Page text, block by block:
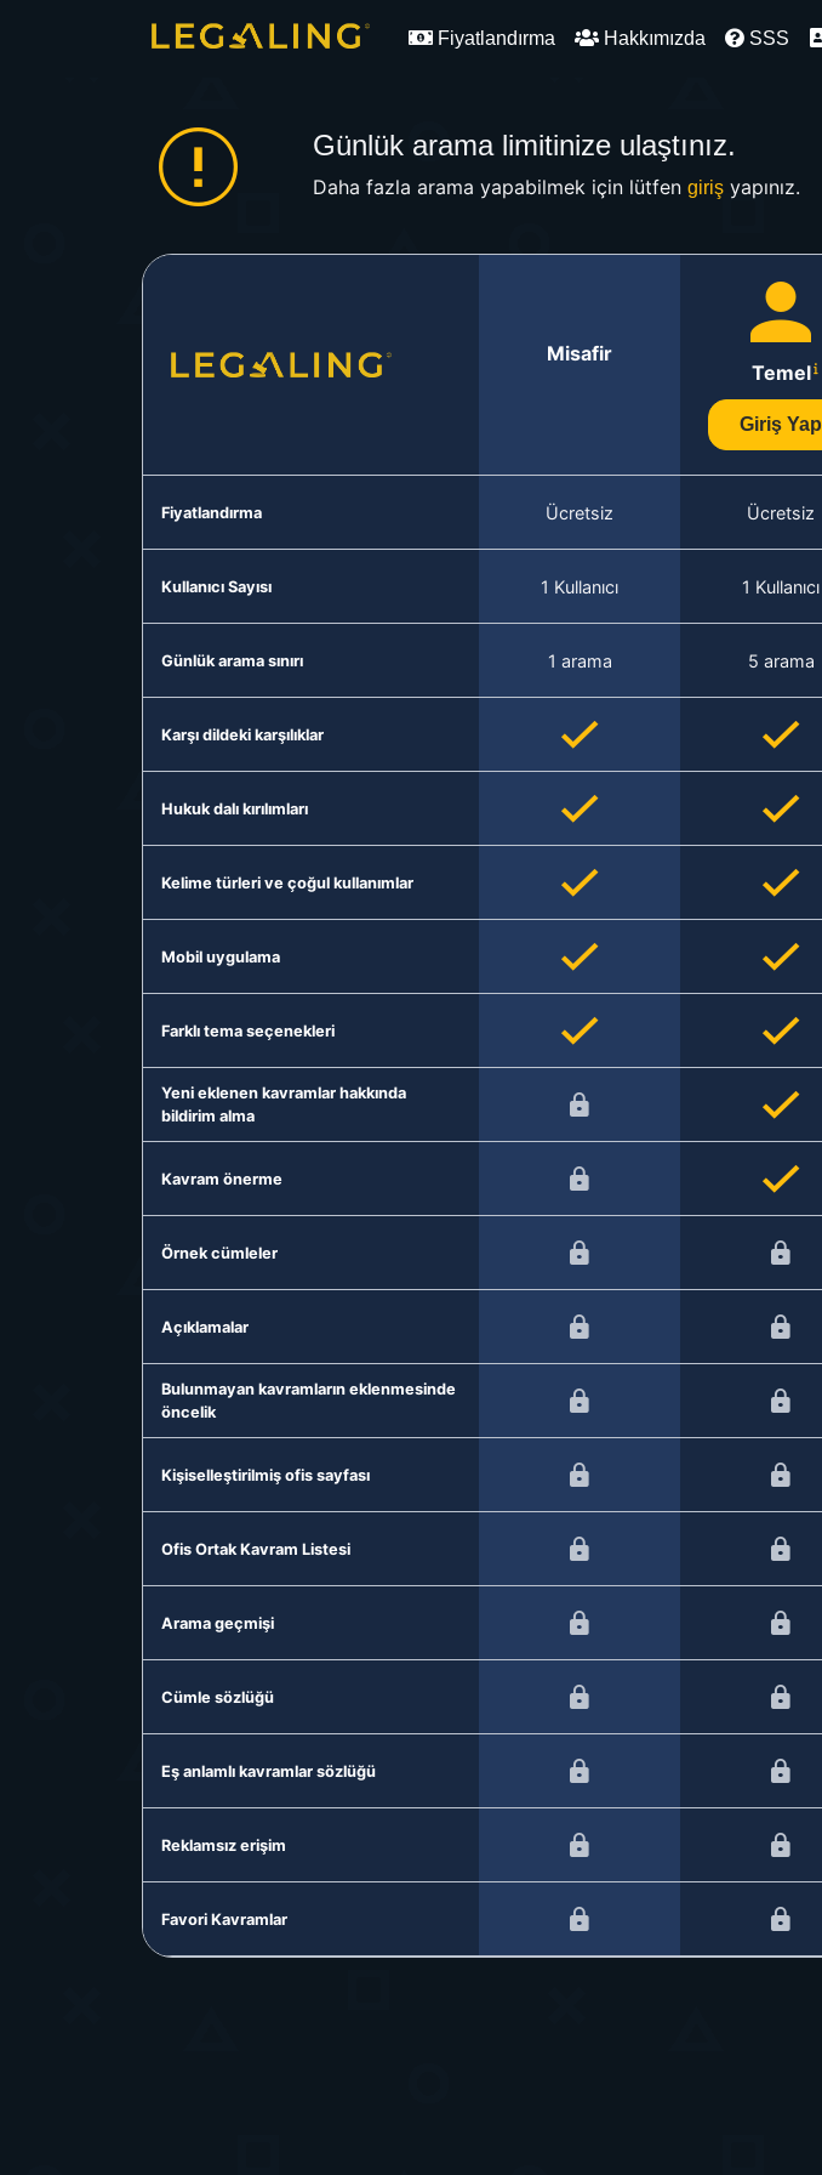
Fiyatlandırma Hakkımızda SSS
Günlük arama limitinize ulaştınız.
Daha fazla arama yapabilmek için lütfen girişyapınız.
Misafir
Temel
Giriş Yap
Fiyatlandırma Ücretsiz Ücretsiz
Kullanıcı Sayısı 1 Kullanıcı 1 Kullanıcı
Günlük arama sınırı 1 arama 5 arama
Karşı dildeki karşılıklar
Hukuk dalı kırılımları
Kelime türleri ve çoğul kullanımlar
Mobil uygulama
Farklı tema seçenekleri
Yeni eklenen kavramlar hakkında
bildirim alma
Kavram önerme
Örnek cümleler
Açıklamalar
Bulunmayan kavramların eklenmesinde
öncelik
Kişiselleştirilmiş ofis sayfası
Ofis Ortak Kavram Listesi
Arama geçmişi
Cümle sözlüğü
Eş anlamlı kavramlar sözlüğü
Reklamsız erişim
Favori Kavramlar